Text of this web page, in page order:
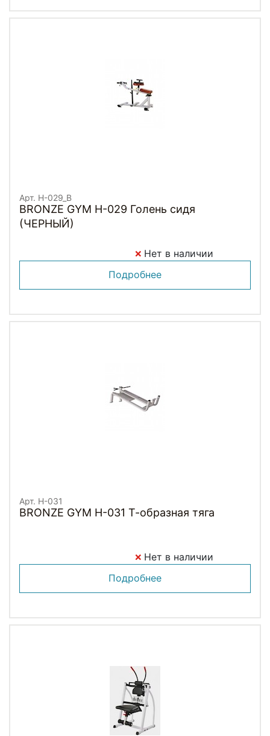
Арт. H-029_B
BRONZE GYM H-029 Голень сидя
(ЧЕРНЫЙ)
Нет в наличии
Подробнее
Арт. H-031
BRONZE GYM H-031 Т-образная тяга
Нет в наличии
Подробнее